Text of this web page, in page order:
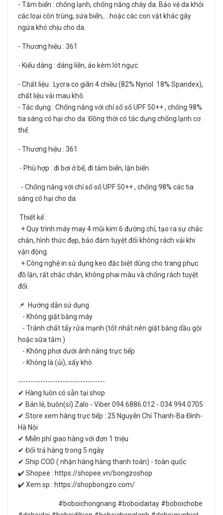
- Tắm biển : chống lạnh, chống nắng cháy da. Bảo vệ da khỏi
các loại côn trùng, sứa biển,....hoặc các con vật khác gây
ngứa khó chịu cho da.
- Thương hiệu : 361
- Kiểu dáng : dáng liền, áo kèm lót ngực.
- Chất liệu : Lycra co giãn 4 chiều (82% Nynol 18% Spandex),
chất liệu vải mau khô.
- Tác dụng : Chống nắng với chỉ số số UPF 50++ , chống 98%
tia sáng có hại cho da. Đồng thời có tác dụng chống lạnh cơ
thể.
- Thương hiệu : 361
- Phù hợp : đi bơi ở bể, đi tắm biển, lặn biển.
- Chống nắng với chỉ số số UPF 50++ , chống 98% các tia
sáng có hại cho da.
Thiết kế :
+ Quy trình máy may 4 mũi kim 6 đường chỉ, tạo ra sự chắc
chắn, hình thức đẹp, bảo đảm tuyệt đối không rách vải khi
vận động.
+ Công nghệ in sử dụng keo đặc biệt dùng cho trang phục
đồ lặn, rất chắc chắn, không phai màu và chống rách tuyệt
đối.
📌 Hướng dẫn sử dụng
- Không giặt bằng máy
- Tránh chất tẩy rửa mạnh (tốt nhất nên giặt bằng dầu gội
hoặc sữa tắm )
- Không phơi dưới ánh nắng trực tiếp
- Không là (ủi), sấy khô
-----------------------------------
✔ Hàng luôn có sẵn tại shop
✔ Bán lẻ, buôn(sỉ) Zalo - Viber 094.6886.012 - 034.994.0705
✔ Store xem hàng trực tiếp : 25 Nguyễn Chí Thanh-Ba Đình-
Hà Nội
✔ Miễn phí giao hàng với đơn 1 triệu
✔ Đổi trả hàng trong 5 ngày
✔ Ship COD ( nhận hàng hàng thanh toán) - toàn quốc
✔️ Shopee : https://shopee.vn/bongzoshop
✔️ Xem sp : https://shopbongzo.com/
#boboichongnang #boboidaitay #boboichobe